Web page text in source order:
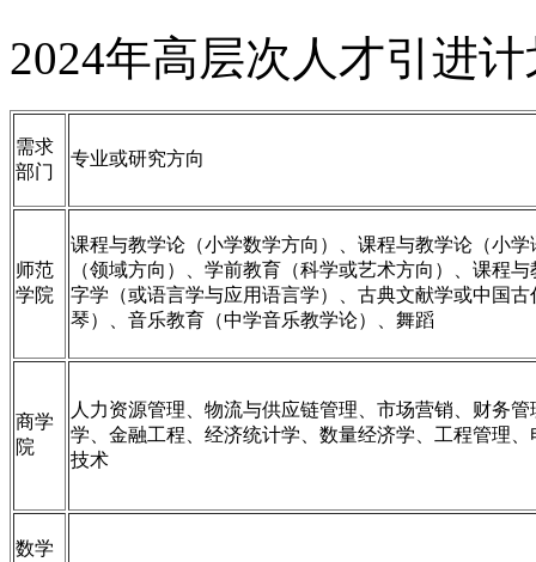
2024年高层次人才引进
需求
部门
专业或研究方向
师范
学院
课程与教学论（小学数学方向）、课程与教学论（小
（领域方向）、学前教育（科学或艺术方向）、课程
字学（或语言学与应用语言学）、古典文献学或中国
琴）、音乐教育（中学音乐教学论）、舞蹈
商学
院
人力资源管理、物流与供应链管理、市场营销、财务
学、金融工程、经济统计学、数量经济学、工程管理
技术
数学